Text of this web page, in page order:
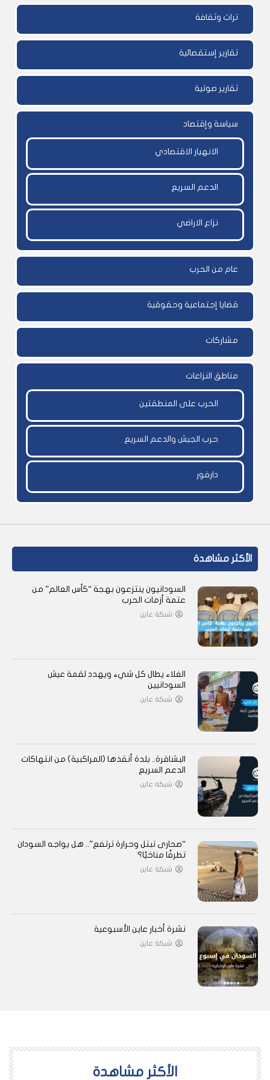
تراث وثقافة
تقارير إستقصائية
تقارير صوتية
سياسة وإقتصاد
الانهيار الاقتصادي
الدعم السريع
نزاع الاراضي
عام من الحرب
قضايا إجتماعية وحقوقية
مشاركات
مناطق النزاعات
الحرب على المنطقتين
حرب الجيش والدعم السريع
دارفور
الأكثر مشاهدة
السودانيون ينتزعون بهجة “كأس العالم” من
عتمة أزمات الحرب
شبكة عاين
الغلاء يطال كل شيء ويهدد لقمة عيش
السودانيين
شبكة عاين
البشاقرة.. بلدة أنقذها (المراكبية) من انتهاكات
الدعم السريع
شبكة عاين
“صحارى تبتل وحرارة ترتفع”.. هل يواجه السودان
تطرفًا مناخيًا؟
شبكة عاين
نشرة أخبار عاين الأسبوعية
شبكة عاين
اﻷكثر مشاهدة